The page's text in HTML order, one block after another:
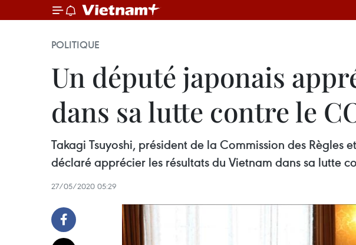
POLITIQUE
Un député japonais
dans sa lutte contre le
Takagi Tsuyoshi, président de la Commission des
déclaré apprécier les résultats du Vietnam dans sa lutte
27/05/2020 05:29